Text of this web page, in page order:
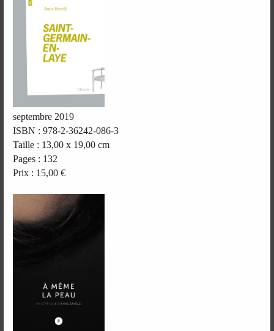
septembre 2019
ISBN : 978-2-36242-086-3
Taille : 13,00 x 19,00 cm
Pages : 132
Prix : 15,00 €